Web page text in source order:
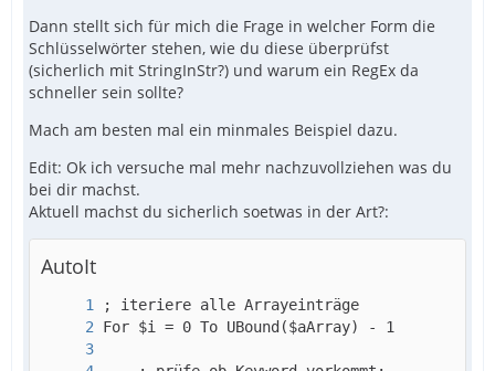
Dann stellt sich für mich die Frage in welcher Form die
Schlüsselwörter stehen, wie du diese überprüfst
(sicherlich mit StringInStr?) und warum ein RegEx da
schneller sein sollte?
Mach am besten mal ein minmales Beispiel dazu.
Edit: Ok ich versuche mal mehr nachzuvollziehen was du
bei dir machst.
Aktuell machst du sicherlich soetwas in der Art?:
AutoIt